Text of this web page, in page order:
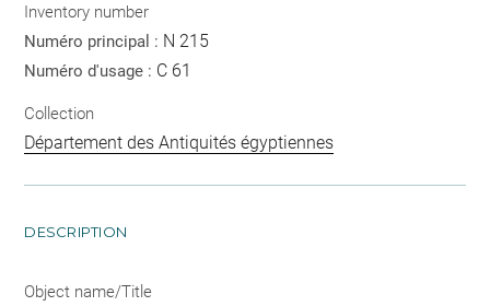
Inventory number
Numéro principal : N 215
Numéro d'usage : C 61
Collection
Département des Antiquités égyptiennes
DESCRIPTION
Object name/Title